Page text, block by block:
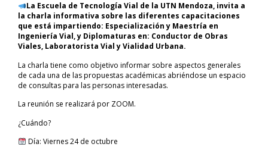
La Escuela de Tecnología Vial de la UTN Mendoza, invita a
la charla informativa sobre las diferentes capacitaciones
que está impartiendo: Especialización y Maestría en
Ingeniería Vial, y Diplomaturas en: Conductor de Obras
Viales, Laboratorista Vial y Vialidad Urbana.
La charla tiene como objetivo informar sobre aspectos generales
de cada una de las propuestas académicas abriéndose un espacio
de consultas para las personas interesadas.
La reunión se realizará por ZOOM.
¿Cuándo?
Día: Viernes 24 de octubre